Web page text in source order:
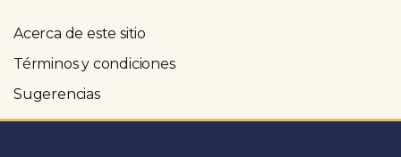
Acerca de este sitio
Términos y condiciones
Sugerencias